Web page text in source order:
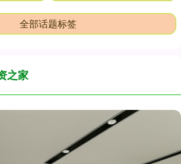
全部话题标签
之家